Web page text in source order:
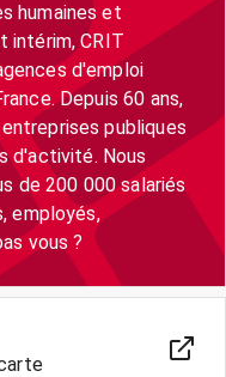
humaines et
intérim, CRIT
d'emploi
Depuis 60 ans,
publiques
d'activité. Nous
de 200 000 salariés
employés,
vous ?